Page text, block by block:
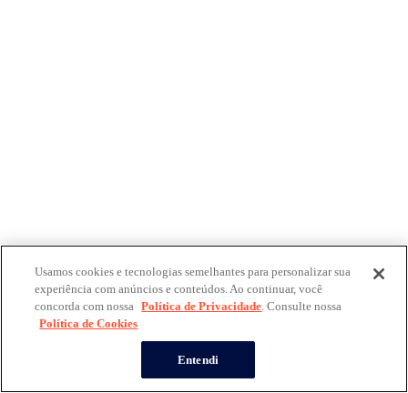
Usamos cookies e tecnologias semelhantes para personalizar sua
experiência com anúncios e conteúdos. Ao continuar, você
concorda com nossa Política de Privacidade. Consulte nossa
Política de Cookies
Entendi